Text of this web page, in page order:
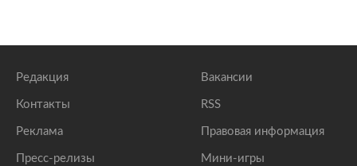
Редакция
Контакты
Реклама
Пресс-релизы
Вакансии
RSS
Правовая информация
Мини-игры